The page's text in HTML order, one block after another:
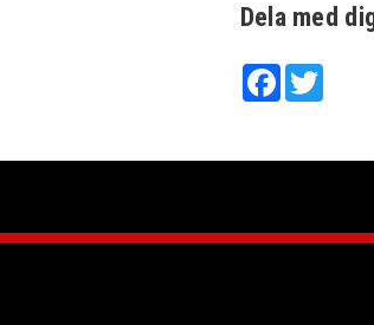
Dela med
FacebookTwitter